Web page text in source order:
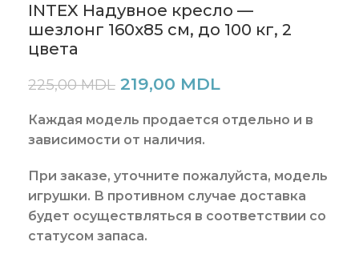
INTEX Надувное кресло —
шезлонг 160х85 см, до 100 кг, 2
цвета
225,00MDL 219,00 MDL
Каждая модель продается отдельно и в
зависимости от наличия.
При заказе, уточните пожалуйста, модель
игрушки. В противном случае доставка
будет осуществляться в соответствии со
статусом запаса.